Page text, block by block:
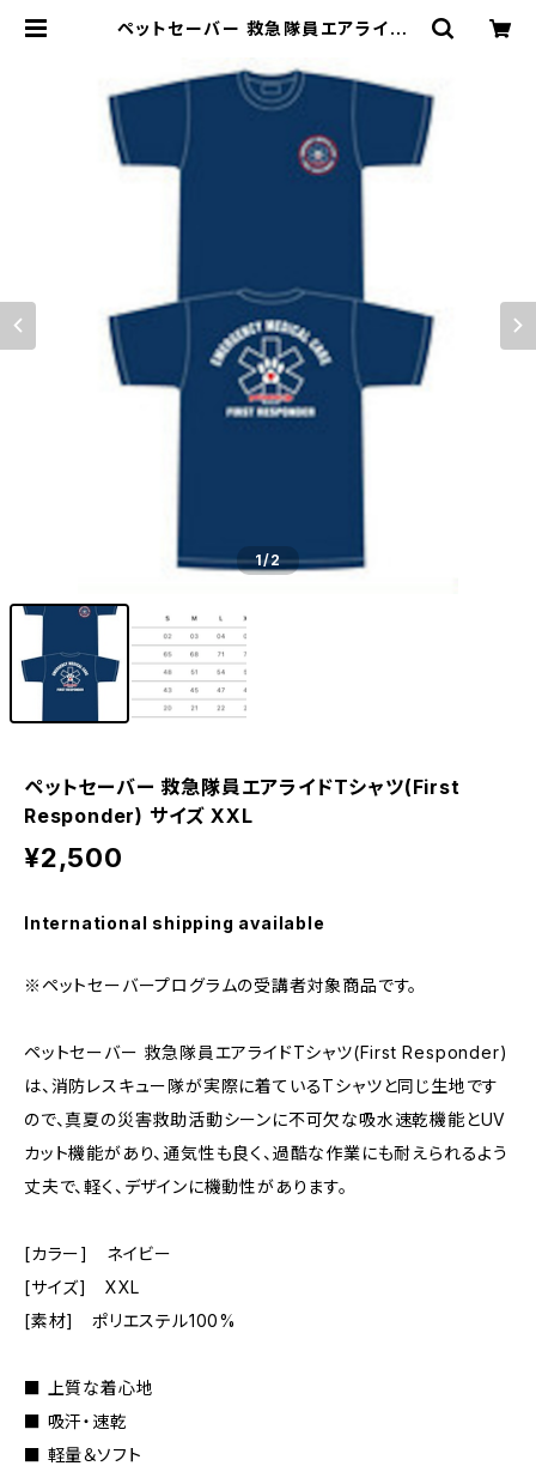
ペットセーバー 救急隊員エアライドT
XXL | ペットセーバー ショッピング
1/2
ペットセーバー 救急隊員エアライドTシャツ(First
Responder) サイズ XXL
¥2,500
International shipping available
※ペットセーバープログラムの受講者対象商品です。
ペットセーバー 救急隊員エアライドTシャツ(First Responder)
は、消防レスキュー隊が実際に着ているTシャツと同じ生地です
ので、真夏の災害救助活動シーンに不可欠な吸水速乾機能とUV
カット機能があり、通気性も良く、過酷な作業にも耐えられるよう
丈夫で、軽く、デザインに機動性があります。
[カラー] ネイビー
[サイズ] XXL
[素材] ポリエステル100%
■ 上質な着心地
■ 吸汗・速乾
■ 軽量＆ソフト